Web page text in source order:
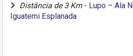
Distância de 3 Km - Lupo – Ala
Iguatemi Esplanada